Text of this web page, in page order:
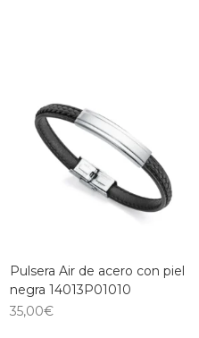
Pulsera Air de acero con piel
negra 14013P01010
35,00€